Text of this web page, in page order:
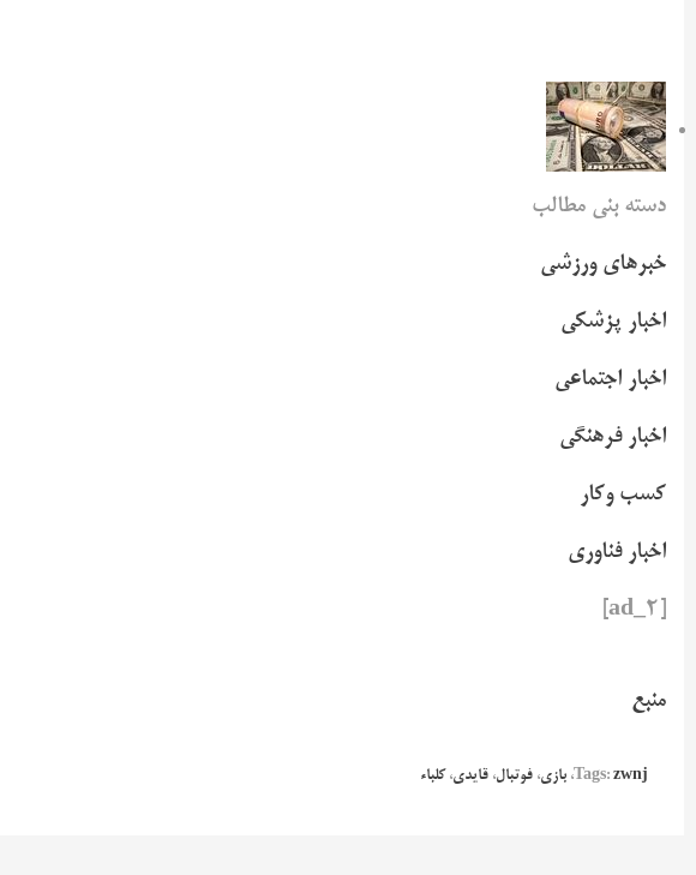
دسته بنی مطالب
خبرهای ورزشی
اخبار پزشکی
اخبار اجتماعی
اخبار فرهنگی
کسب وکار
اخبار فناوری
منبع
Tags: zwnj ، بازی، فوتبال، قایدی، کلباء